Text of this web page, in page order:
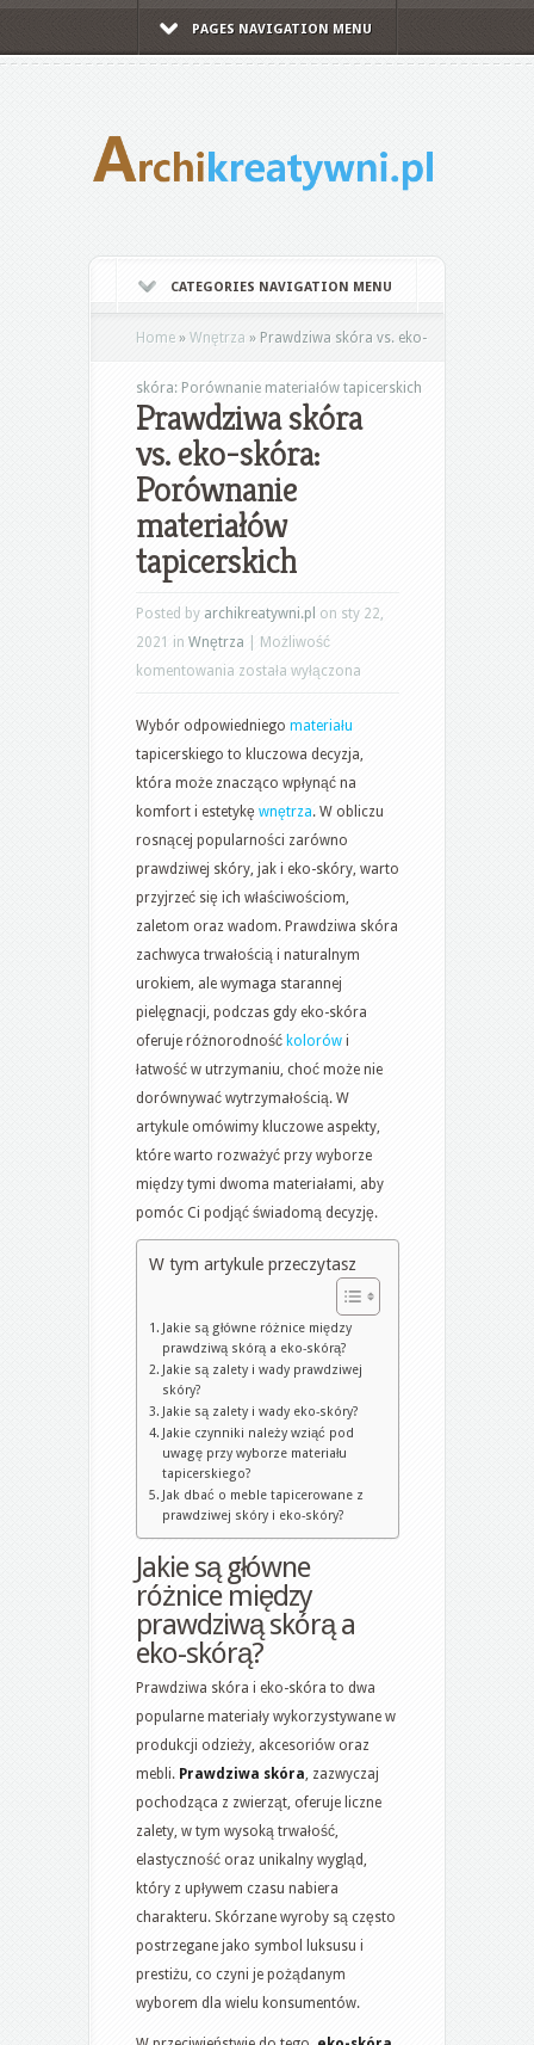
PAGES NAVIGATION MENU
CATEGORIES NAVIGATION MENU
Home » Wnętrza » Prawdziwa skóra vs. eko-
skóra: Porównanie materiałów tapicerskich
Prawdziwa skóra
vs. eko-skóra:
Porównanie
materiałów
tapicerskich
Posted by archikreatywni.pl on sty 22,
2021 in Wnętrza
Możliwość
komentowania Prawdziwa
vs.
eko-
skóra:
Porównanie
materiałów
tapicerskich
została wyłączona
Wybór odpowiedniego materiału
tapicerskiego to kluczowa decyzja,
która może znacząco wpłynąć na
komfort i estetykę wnętrza. W obliczu
rosnącej popularności zarówno
prawdziwej skóry, jak i eko-skóry, warto
przyjrzeć się ich właściwościom,
zaletom oraz wadom. Prawdziwa skóra
zachwyca trwałością i naturalnym
urokiem, ale wymaga starannej
pielęgnacji, podczas gdy eko-skóra
oferuje różnorodność kolorów i
łatwość w utrzymaniu, choć może nie
dorównywać wytrzymałością. W
artykule omówimy kluczowe aspekty,
które warto rozważyć przy wyborze
między tymi dwoma materiałami, aby
pomóc Ci podjąć świadomą decyzję.
W tym artykule przeczytasz
Jakie są główne różnice między
prawdziwą skórą a eko-skórą?
Jakie są zalety i wady prawdziwej
skóry?
Jakie są zalety i wady eko-skóry?
Jakie czynniki należy wziąć pod
uwagę przy wyborze materiału
tapicerskiego?
Jak dbać o meble tapicerowane z
prawdziwej skóry i eko-skóry?
Jakie są główne
różnice między
prawdziwą skórą a
eko-skórą?
Prawdziwa skóra i eko-skóra to dwa
popularne materiały wykorzystywane w
produkcji odzieży, akcesoriów oraz
mebli. Prawdziwa skóra, zazwyczaj
pochodząca z zwierząt, oferuje liczne
zalety, w tym wysoką trwałość,
elastyczność oraz unikalny wygląd,
który z upływem czasu nabiera
charakteru. Skórzane wyroby są często
postrzegane jako symbol luksusu i
prestiżu, co czyni je pożądanym
wyborem dla wielu konsumentów.